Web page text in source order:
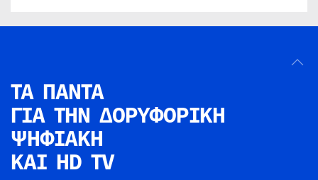
ΤΑ ΠΑΝΤΑ
ΓΙΑ ΤΗΝ ΔΟΡΥΦΟΡΙΚΗ
ΨΗΦΙΑΚΗ
ΚΑΙ HD TV